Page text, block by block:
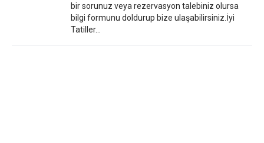
bir sorunuz veya rezervasyon talebiniz olursa
bilgi formunu doldurup bize ulaşabilirsiniz.İyi
Tatiller...